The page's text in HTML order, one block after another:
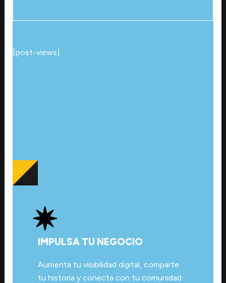
[post-views]
IMPULSA TU NEGOCIO
Aumenta tu visibilidad digital, comparte
tu historia y conecta con tu comunidad